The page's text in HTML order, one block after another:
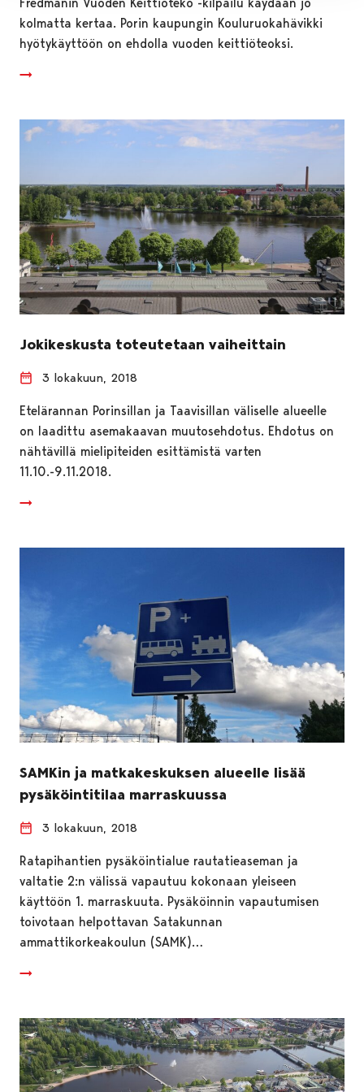
kolmatta kertaa. Porin kaupungin Kouluruokahävikki
hyötykäyttöön on ehdolla vuoden keittiöteoksi.
Jokikeskusta toteutetaan vaiheittain
3 lokakuun, 2018
Etelärannan Porinsillan ja Taavisillan väliselle alueelle
on laadittu asemakaavan muutosehdotus. Ehdotus on
nähtävillä mielipiteiden esittämistä varten
11.10.-9.11.2018.
SAMKin ja matkakeskuksen alueelle lisää
pysäköintitilaa marraskuussa
3 lokakuun, 2018
Ratapihantien pysäköintialue rautatieaseman ja
valtatie 2:n välissä vapautuu kokonaan yleiseen
käyttöön 1. marraskuuta. Pysäköinnin vapautumisen
toivotaan helpottavan Satakunnan
ammattikorkeakoulun (SAMK)…